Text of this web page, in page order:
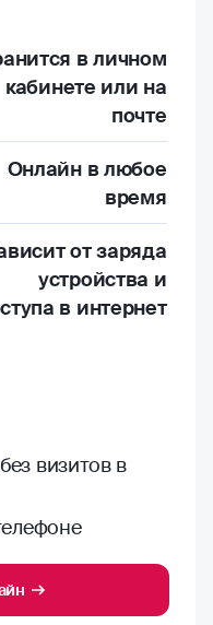
в личном
кабинете или на
почте
Онлайн в любое
время
от заряда
устройства и
в интернет
визитов в